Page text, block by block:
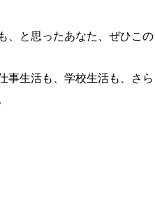
、と思ったあなた、ぜひこの
事生活も、学校生活も、さら